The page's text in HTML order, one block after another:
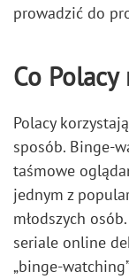
prowadzić do
Co
Polacy
sposób. Binge-
taśmowe
jednym z
młodszych
seriale online
„binge-